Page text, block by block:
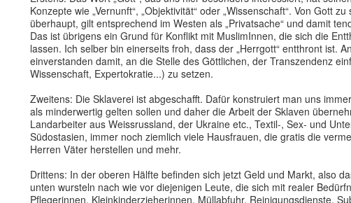
Konzepte wie „Vernunft“, „Objektivität“ oder „Wissenschaft“. Von Gott
überhaupt, gilt entsprechend im Westen als „Privatsache“ und damit
Das ist übrigens ein Grund für Konflikt mit MuslimInnen, die sich die
lassen. Ich selber bin einerseits froh, dass der „Herrgott“ entthront ist.
einverstanden damit, an die Stelle des Göttlichen, der Transzendenz
Wissenschaft, Expertokratie...) zu setzen.
Zweitens: Die Sklaverei ist abgeschafft. Dafür konstruiert man uns
als minderwertig gelten sollen und daher die Arbeit der Sklaven
Landarbeiter aus Weissrussland, der Ukraine etc., Textil-, Sex- und
Südostasien, immer noch ziemlich viele Hausfrauen, die gratis die
Herren Väter herstellen und mehr.
Drittens: In der oberen Hälfte befinden sich jetzt Geld und Markt, also
unten wursteln nach wie vor diejenigen Leute, die sich mit realer
Pflegerinnen, Kleinkinderzieherinnen, Müllabfuhr, Reinigungsdienste,